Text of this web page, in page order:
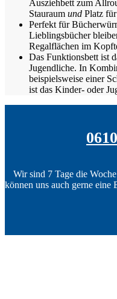
Ausziehbett zum
Stauraum und Platz
Perfekt für
Lieblingsbücher
Regalflächen im
Das Funktionsbett ist
Jugendliche. In
beispielsweise einer
ist das Kinder- oder
Wir sind 7 Tage die
können uns auch gerne eine